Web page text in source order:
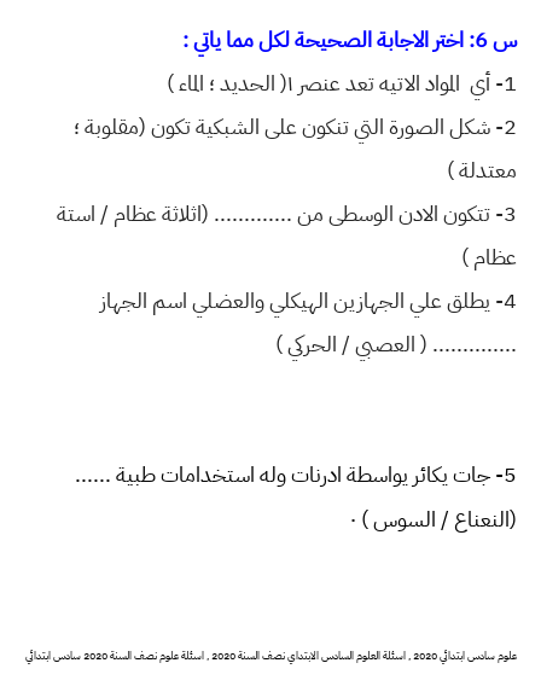
س 6: اختر الاجابة الصحيحة لكل مما ياتي :
1- أي المواد الاتيه تعد عنصر ١( الحديد ؛ الماء )
2- شكل الصورة التي تنكون على الشبكية تكون (مقلوبة ؛
معتدلة )
3- تتكون الادن الوسطى من ............. (اثلاثة عظام / استة
عظام )
4- يطلق علي الجهازين الهيكلي والعضلي اسم الجهاز
.............. ( العصبي / الحركي )
5- جات يكائر يواسطة ادرنات وله استخدامات طبية ......
(النعناع / السوس ) ٠
علوم سادس ابتدائي 2020 , اسئلة العلوم السادس الابتداي نصف السنة 2020 , اسئلة علوم نصف السنة 2020 سادس ابتدائي